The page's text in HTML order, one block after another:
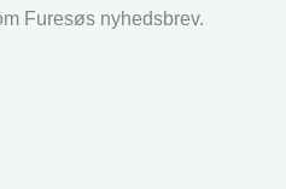
Furesøs nyhedsbrev.